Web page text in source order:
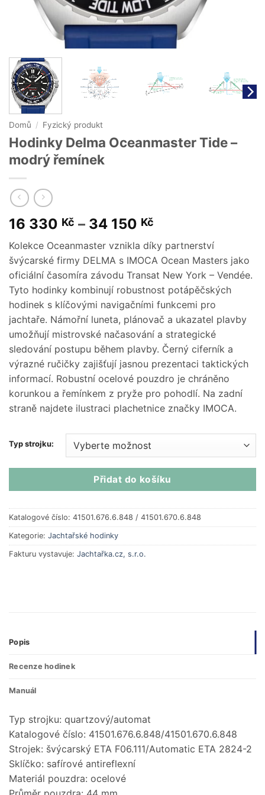
Domů / Fyzický produkt
Hodinky Delma Oceanmaster Tide –
modrý řemínek
16 330 Kč – 34 150 Kč
16
330 Kč
through
34
150 Kč
Kolekce Oceanmaster vznikla díky partnerství
švýcarské firmy DELMA s IMOCA Ocean Masters jako
oficiální časomíra závodu Transat New York – Vendée.
Tyto hodinky kombinují robustnost potápěčských
hodinek s klíčovými navigačními funkcemi pro
jachtaře. Námořní luneta, plánovač a ukazatel plavby
umožňují mistrovské načasování a strategické
sledování postupu během plavby. Černý ciferník a
výrazné ručičky zajišťují jasnou prezentaci taktických
informací. Robustní ocelové pouzdro je chráněno
korunkou a řemínkem z pryže pro pohodlí. Na zadní
straně najdete ilustraci plachetnice značky IMOCA.
Typ strojku:
Přidat do košíku
Katalogové číslo: 41501.676.6.848 / 41501.670.6.848
Kategorie: Jachtařské hodinky
Fakturu vystavuje: Jachtařka.cz, s.r.o.
Popis
Recenze hodinek
Manuál
Typ strojku: quartzový/automat
Katalogové číslo: 41501.676.6.848/41501.670.6.848
Strojek: švýcarský ETA F06.111/Automatic ETA 2824-2
Sklíčko: safírové antireflexní
Materiál pouzdra: ocelové